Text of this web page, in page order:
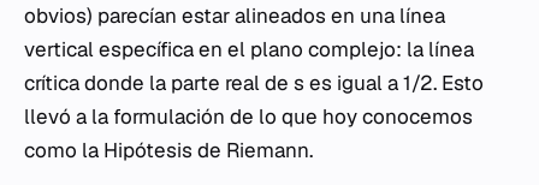
obvios) parecían estar alineados en una línea
vertical específica en el plano complejo: la línea
crítica donde la parte real de s es igual a 1/2. Esto
llevó a la formulación de lo que hoy conocemos
como la Hipótesis de Riemann.